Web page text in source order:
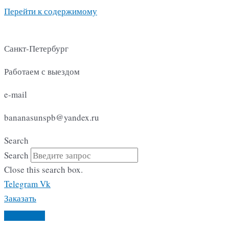
Перейти к содержимому
Санкт-Петербург
Работаем с выездом
e-mail
bananasunspb@yandex.ru
Search
Search
Close this search box.
TelegramVk
Заказать